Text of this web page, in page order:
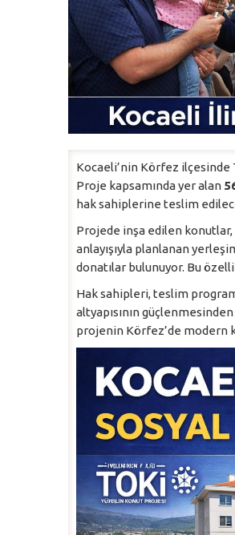
Kocaeli’nin Körfez ilçesinde
Proje kapsamında yer alan
hak sahiplerine teslim
Projede inşa edilen konutlar,
anlayışıyla planlanan
donatılar bulunuyor. Bu
Hak sahipleri, teslim
altyapısının
projenin Körfez’de modern